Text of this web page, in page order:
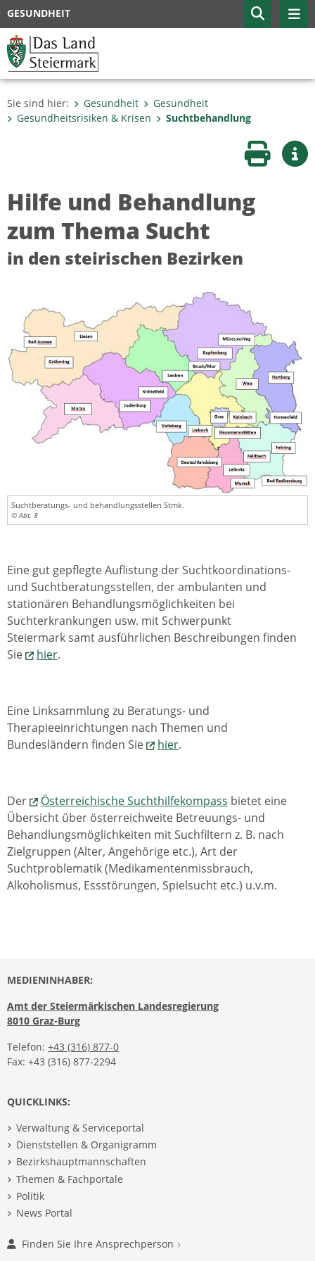
GESUNDHEIT
Sie sind hier: Gesundheit
Gesundheit
Gesundheitsrisiken & Krisen
Suchtbehandlung
Seite
Hilfe und Behandlung
zum Thema Sucht
in den steirischen Bezirken
Suchtberatungs- und behandlungsstellen Stmk.
© Abt. 8
Eine gut gepflegte Auflistung der Suchtkoordinations-
und Suchtberatungsstellen, der ambulanten und
stationären Behandlungsmöglichkeiten bei
Suchterkrankungen usw. mit Schwerpunkt
Steiermark samt ausführlichen Beschreibungen finden
Sie
hier.
Eine Linksammlung zu Beratungs- und
Therapieeinrichtungen nach Themen und
Bundesländern finden Sie
hier.
Der Österreichische Suchthilfekompass bietet eine
Übersicht über österreichweite Betreuungs- und
Behandlungsmöglichkeiten mit Suchfiltern z. B. nach
Zielgruppen (Alter, Angehörige etc.), Art der
Suchtproblematik (Medikamentenmissbrauch,
Alkoholismus, Essstörungen, Spielsucht etc.) u.v.m.
MEDIENINHABER:
Amt der Steiermärkischen Landesregierung
8010 Graz-Burg
Telefon: +43 (316) 877-0
Fax: +43 (316) 877-2294
QUICKLINKS:
Verwaltung & Serviceportal
Dienststellen & Organigramm
Bezirkshauptmannschaften
Themen & Fachportale
Politik
News Portal
Finden Sie Ihre Ansprechperson